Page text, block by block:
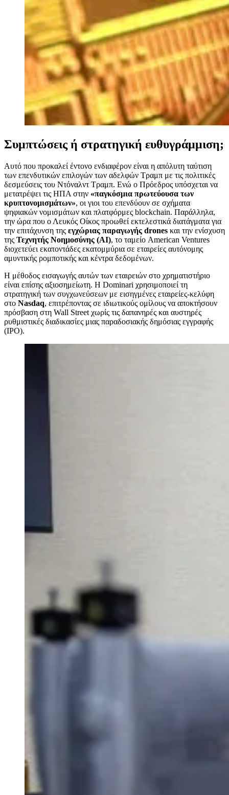
Συμπτώσεις ή στρατηγική ευθυγράμμιση;
Αυτό που προκαλεί έντονο ενδιαφέρον είναι η απόλυτη ταύτιση
των επενδυτικών επιλογών των αδελφών Τραμπ με τις πολιτικές
δεσμεύσεις του Ντόναλντ Τραμπ. Ενώ ο Πρόεδρος υπόσχεται να
μετατρέψει τις ΗΠΑ στην «παγκόσμια πρωτεύουσα των
κρυπτονομισμάτων», οι γιοι του επενδύουν σε σχήματα
ψηφιακών νομισμάτων και πλατφόρμες blockchain. Παράλληλα,
την ώρα που ο Λευκός Οίκος προωθεί εκτελεστικά διατάγματα για
την επιτάχυνση της εγχώριας παραγωγής drones και την ενίσχυση
της Τεχνητής Νοημοσύνης (AI), το ταμείο American Ventures
διοχετεύει εκατοντάδες εκατομμύρια σε εταιρείες αυτόνομης
αμυντικής ρομποτικής και κέντρα δεδομένων.
Η μέθοδος εισαγωγής αυτών των εταιρειών στο χρηματιστήριο
είναι επίσης αξιοσημείωτη. Η Dominari χρησιμοποιεί τη
στρατηγική των συγχωνεύσεων με εισηγμένες εταιρείες-κελύφη
στο Nasdaq, επιτρέποντας σε ιδιωτικούς ομίλους να αποκτήσουν
πρόσβαση στη Wall Street χωρίς τις δαπανηρές και αυστηρές
ρυθμιστικές διαδικασίες μιας παραδοσιακής δημόσιας εγγραφής
(IPO).